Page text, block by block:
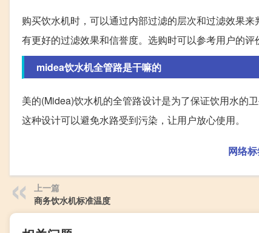
购买饮水机时，可以通过内部过滤的层次和过滤效果
有更好的过滤效果和信誉度。选购时可以参考用户的评
midea饮水机全管路是干嘛的
美的(Midea)饮水机的全管路设计是为了保证饮用水的
这种设计可以避免水路受到污染，让用户放心使用。
网络标
上一篇
商务饮水机标准温度